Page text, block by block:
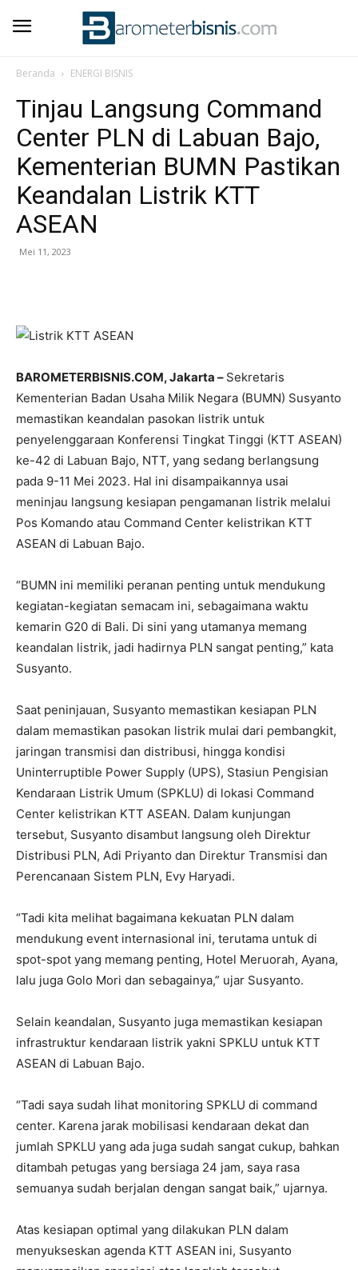
Beranda ENERGI BISNIS
Tinjau Langsung Command
Center PLN di Labuan Bajo,
Kementerian BUMN Pastikan
Keandalan Listrik KTT
ASEAN
Mei 11, 2023
BAROMETERBISNIS.COM, Jakarta – Sekretaris
Kementerian Badan Usaha Milik Negara (BUMN) Susyanto
memastikan keandalan pasokan listrik untuk
penyelenggaraan Konferensi Tingkat Tinggi (KTT ASEAN)
ke-42 di Labuan Bajo, NTT, yang sedang berlangsung
pada 9-11 Mei 2023. Hal ini disampaikannya usai
meninjau langsung kesiapan pengamanan listrik melalui
Pos Komando atau Command Center kelistrikan KTT
ASEAN di Labuan Bajo.
“BUMN ini memiliki peranan penting untuk mendukung
kegiatan-kegiatan semacam ini, sebagaimana waktu
kemarin G20 di Bali. Di sini yang utamanya memang
keandalan listrik, jadi hadirnya PLN sangat penting,” kata
Susyanto.
Saat peninjauan, Susyanto memastikan kesiapan PLN
dalam memastikan pasokan listrik mulai dari pembangkit,
jaringan transmisi dan distribusi, hingga kondisi
Uninterruptible Power Supply (UPS), Stasiun Pengisian
Kendaraan Listrik Umum (SPKLU) di lokasi Command
Center kelistrikan KTT ASEAN. Dalam kunjungan
tersebut, Susyanto disambut langsung oleh Direktur
Distribusi PLN, Adi Priyanto dan Direktur Transmisi dan
Perencanaan Sistem PLN, Evy Haryadi.
“Tadi kita melihat bagaimana kekuatan PLN dalam
mendukung event internasional ini, terutama untuk di
spot-spot yang memang penting, Hotel Meruorah, Ayana,
lalu juga Golo Mori dan sebagainya,” ujar Susyanto.
Selain keandalan, Susyanto juga memastikan kesiapan
infrastruktur kendaraan listrik yakni SPKLU untuk KTT
ASEAN di Labuan Bajo.
“Tadi saya sudah lihat monitoring SPKLU di command
center. Karena jarak mobilisasi kendaraan dekat dan
jumlah SPKLU yang ada juga sudah sangat cukup, bahkan
ditambah petugas yang bersiaga 24 jam, saya rasa
semuanya sudah berjalan dengan sangat baik,” ujarnya.
Atas kesiapan optimal yang dilakukan PLN dalam
menyukseskan agenda KTT ASEAN ini, Susyanto